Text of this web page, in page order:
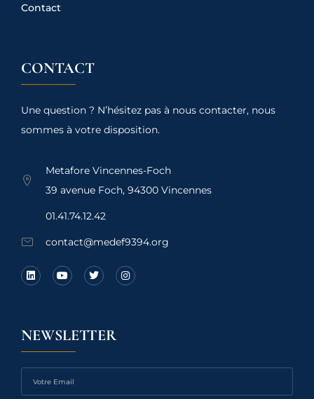
Contact
CONTACT
Une question ? N’hésitez pas à nous contacter, nous
sommes à votre disposition.
Metafore Vincennes-Foch
39 avenue Foch, 94300 Vincennes
01.41.74.12.42
contact@medef9394.org
NEWSLETTER